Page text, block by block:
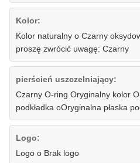
Kolor:
Kolor naturalny o Czarny
proszę zwrócić uwagę: Czarny
pierścień uszczelniający:
Czarny O-ring Oryginalny kolor
podkładka oOryginalna płaska
Logo:
Logo o Brak logo